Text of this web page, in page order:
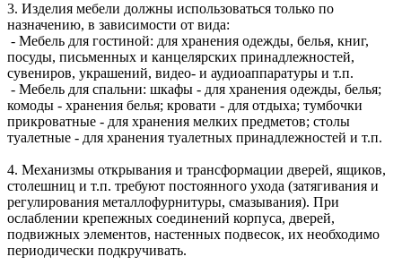
3. Изделия мебели должны использоваться только по
назначению, в зависимости от вида:
- Мебель для гостиной: для хранения одежды, белья, книг,
посуды, письменных и канцелярских принадлежностей,
сувениров, украшений, видео- и аудиоаппаратуры и т.п.
- Мебель для спальни: шкафы - для хранения одежды, белья;
комоды - хранения белья; кровати - для отдыха; тумбочки
прикроватные - для хранения мелких предметов; столы
туалетные - для хранения туалетных принадлежностей и т.п.
4. Механизмы открывания и трансформации дверей, ящиков,
столешниц и т.п. требуют постоянного ухода (затягивания и
регулирования металлофурнитуры, смазывания). При
ослаблении крепежных соединений корпуса, дверей,
подвижных элементов, настенных подвесок, их необходимо
периодически подкручивать.